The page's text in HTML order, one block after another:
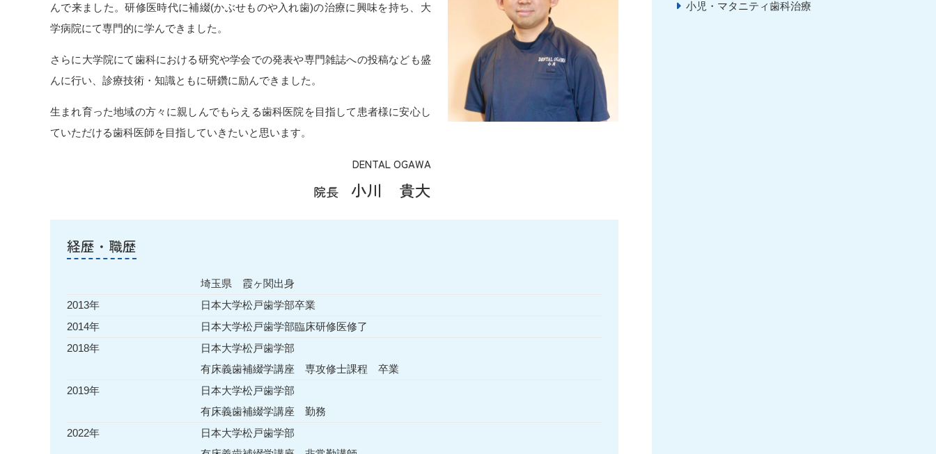
んで来ました。研修医時代に補綴(かぶせものや入れ歯)の治療に興味を持ち、大
学病院にて専門的に学んできました。
さらに大学院にて歯科における研究や学会での発表や専門雑誌への投稿なども盛
んに行い、診療技術・知識ともに研鑽に励んできました。
生まれ育った地域の方々に親しんでもらえる歯科医院を目指して患者様に安心し
ていただける歯科医師を目指していきたいと思います。
DENTAL OGAWA
院長 小川 貴大
経歴・職歴
埼玉県 霞ヶ関出身
2013年
日本大学松戸歯学部卒業
2014年
日本大学松戸歯学部臨床研修医修了
2018年
日本大学松戸歯学部
有床義歯補綴学講座 専攻修士課程 卒業
2019年
日本大学松戸歯学部
有床義歯補綴学講座 勤務
2022年
日本大学松戸歯学部
小児・マタニティ歯科治療